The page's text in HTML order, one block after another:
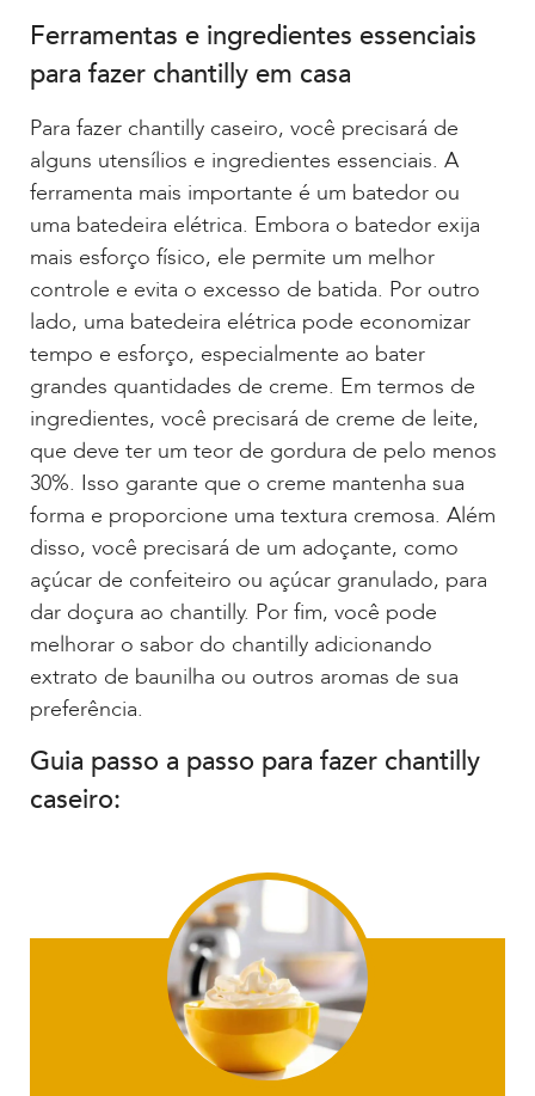
Ferramentas e ingredientes essenciais
para fazer chantilly em casa
Para fazer chantilly caseiro, você precisará de
alguns utensílios e ingredientes essenciais. A
ferramenta mais importante é um batedor ou
uma batedeira elétrica. Embora o batedor exija
mais esforço físico, ele permite um melhor
controle e evita o excesso de batida. Por outro
lado, uma batedeira elétrica pode economizar
tempo e esforço, especialmente ao bater
grandes quantidades de creme. Em termos de
ingredientes, você precisará de creme de leite,
que deve ter um teor de gordura de pelo menos
30%. Isso garante que o creme mantenha sua
forma e proporcione uma textura cremosa. Além
disso, você precisará de um adoçante, como
açúcar de confeiteiro ou açúcar granulado, para
dar doçura ao chantilly. Por fim, você pode
melhorar o sabor do chantilly adicionando
extrato de baunilha ou outros aromas de sua
preferência.
Guia passo a passo para fazer chantilly
caseiro: